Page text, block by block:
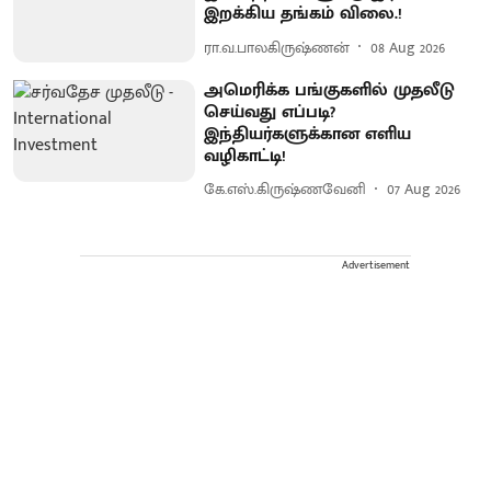
இறக்கிய தங்கம் விலை.!
ரா.வ.பாலகிருஷ்ணன் 08 Aug 2026
அமெரிக்க பங்குகளில் முதலீடு
செய்வது எப்படி?
இந்தியர்களுக்கான எளிய
வழிகாட்டி!
கே.எஸ்.கிருஷ்ணவேனி 07 Aug 2026
Advertisement